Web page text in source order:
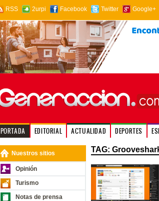
RSS 2urpi Facebook Twitter Google+
PORTADA EDITORIAL ACTUALIDAD DEPORTES
Nuestros sitios
Opinión
Turismo
Notas de prensa
TAG: